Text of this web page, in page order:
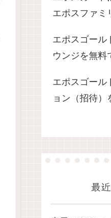
エポスファミ
エポスゴール
ウンジを無料
エポスゴール
ョン（招待）
最